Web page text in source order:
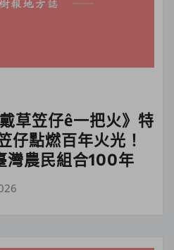
草笠仔ê一把火》特
仔點燃百年火光！
灣農民組合100年